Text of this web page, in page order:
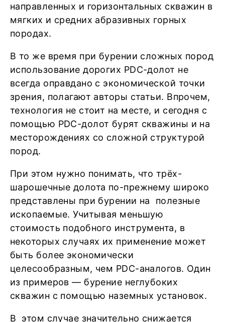
направленных и горизонтальных скважин в
мягких и средних абразивных горных
породах.
В то же время при бурении сложных пород
использование дорогих PDС-долот не
всегда оправдано с экономической точки
зрения, полагают авторы статьи. Впрочем,
технология не стоит на месте, и сегодня с
помощью PDС-долот бурят скважины и на
месторождениях со сложной структурой
пород.
При этом нужно понимать, что трёх-
шарошечные долота по-прежнему широко
представлены при бурении на полезные
ископаемые. Учитывая меньшую
стоимость подобного инструмента, в
некоторых случаях их применение может
быть более экономически
целесообразным, чем PDС-аналогов. Один
из примеров — бурение неглубоких
скважин с помощью наземных установок.
В этом случае значительно снижается